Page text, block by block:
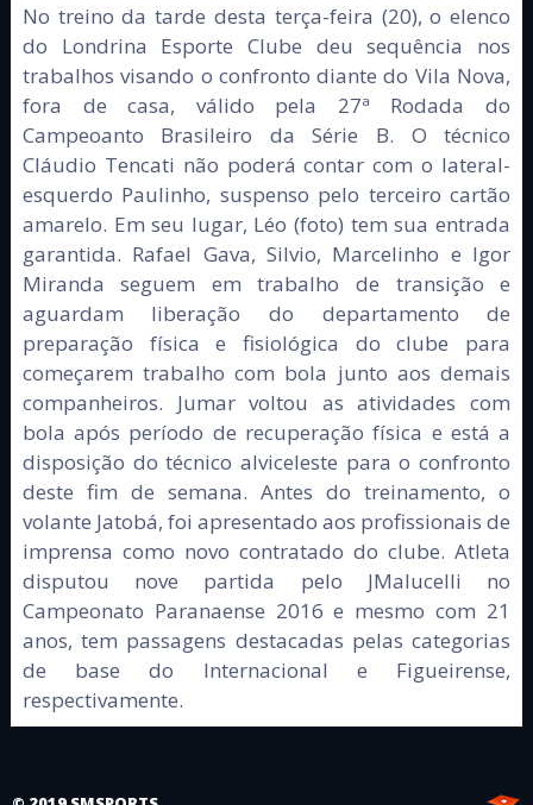
No treino da tarde desta terça-feira (20), o elenco
do Londrina Esporte Clube deu sequência nos
trabalhos visando o confronto diante do Vila Nova,
fora de casa, válido pela 27ª Rodada do
Campeoanto Brasileiro da Série B. O técnico
Cláudio Tencati não poderá contar com o lateral-
esquerdo Paulinho, suspenso pelo terceiro cartão
amarelo. Em seu lugar, Léo (foto) tem sua entrada
garantida. Rafael Gava, Silvio, Marcelinho e Igor
Miranda seguem em trabalho de transição e
aguardam liberação do departamento de
preparação física e fisiológica do clube para
começarem trabalho com bola junto aos demais
companheiros. Jumar voltou as atividades com
bola após período de recuperação física e está a
disposição do técnico alviceleste para o confronto
deste fim de semana. Antes do treinamento, o
volante Jatobá, foi apresentado aos profissionais de
imprensa como novo contratado do clube. Atleta
disputou nove partida pelo JMalucelli no
Campeonato Paranaense 2016 e mesmo com 21
anos, tem passagens destacadas pelas categorias
de base do Internacional e Figueirense,
respectivamente.